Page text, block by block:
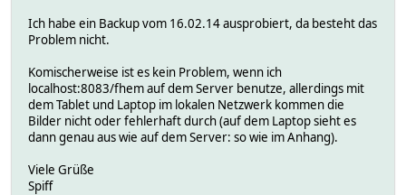
Ich habe ein Backup vom 16.02.14 ausprobiert, da besteht das
Problem nicht.
Komischerweise ist es kein Problem, wenn ich
localhost:8083/fhem auf dem Server benutze, allerdings mit
dem Tablet und Laptop im lokalen Netzwerk kommen die
Bilder nicht oder fehlerhaft durch (auf dem Laptop sieht es
dann genau aus wie auf dem Server: so wie im Anhang).
Viele Grüße
Spiff